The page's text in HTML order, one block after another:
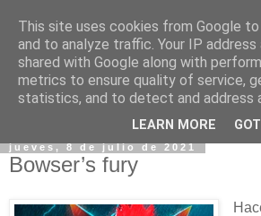
jueves, 8 de julio de 2021
Bowser’s fury
This site uses cookies from Google
and to analyze traffic. Your IP address
shared with Google along with
metrics to ensure quality of service,
statistics, and to detect and address
LEARN MORE